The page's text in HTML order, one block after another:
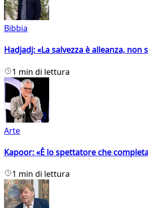
Bibbia
Hadjadj: «La salvezza è alleanza, non
1 min di lettura
Arte
Kapoor: «È lo spettatore che
1 min di lettura